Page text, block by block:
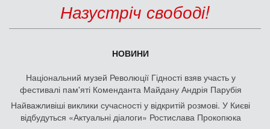
Назустріч свободі!
НОВИНИ
Національний музей Революції Гідності взяв участь у
фестивалі пам'яті Коменданта Майдану Андрія Парубія
Найважливіші виклики сучасності у відкритій розмові. У Києві
відбудуться «Актуальні діалоги» Ростислава Прокопюка